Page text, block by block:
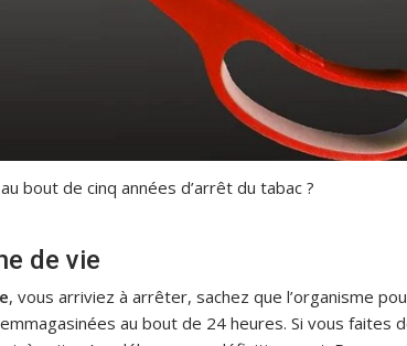
bout de cinq années d’arrêt du tabac ?
de vie
, vous arriviez à arrêter, sachez que l’organisme
au bout de 24 heures. Si vous faites